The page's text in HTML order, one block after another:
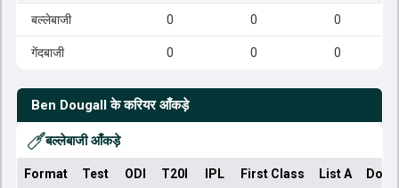
बल्लेबाजी 0 0 0
गेंदबाजी 0 0 0
Ben Dougall के करियर आँकड़े
बल्लेबाजी आँकड़े
Format Test ODI T20I IPL First Class List A